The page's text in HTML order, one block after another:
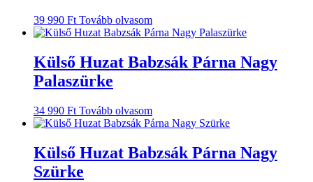
39 990 Ft Tovább olvasom
Külső Huzat Babzsák Párna Nagy
Palaszürke
34 990 Ft Tovább olvasom
Külső Huzat Babzsák Párna Nagy
Szürke